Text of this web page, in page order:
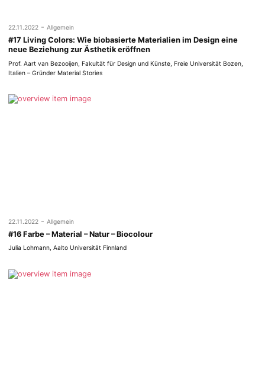
22.11.2022 - Allgemein
#17 Living Colors: Wie biobasierte Materialien im Design eine
neue Beziehung zur Ästhetik eröffnen
Prof. Aart van Bezooijen, Fakultät für Design und Künste, Freie Universität Bozen,
Italien – Gründer Material Stories
22.11.2022 - Allgemein
#16 Farbe – Material – Natur – Biocolour
Julia Lohmann, Aalto Universität Finnland